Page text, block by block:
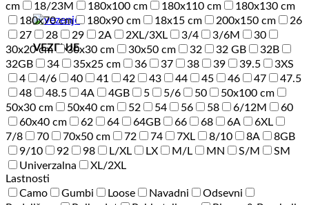
VEZENJE
cm
18/23M 180x100 cm 180x110 cm
180x130 cm
180x70 cm
180x90 cm 18x15 cm 200x150 cm
26
27
28 29 2A 2XL/3XL 3/4 3/6M
30
30x20 cm
30x30 cm 30x50 cm 32 32 GB
32B
32GB
34 35x25 cm 36 37 38 39 39.5
3XS
4
4/6 40 41 42 43 44 45 46 47
47.5
48
48.5 4A 4GB 5 5/6 50
50x100 cm
50x30 cm
50x40 cm 52 54 56 58 6/12M
60
60x40 cm
62 64 64GB 66 68 6A
6XL
7/8
70 70x50 cm 72 74 7XL 8/10 8A
8GB
9/10
92 98 L/XL LX M/L MN S/M
SM
Univerzalna
XL/2XL
Lastnosti
Camo
Gumbi Loose Navadni
Odsevni